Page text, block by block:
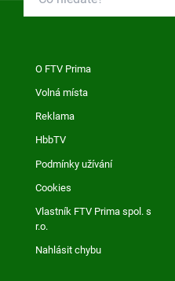
O FTV Prima
Volná místa
Reklama
HbbTV
Podmínky užívání
Cookies
Vlastník FTV Prima spol. s
r.o.
Nahlásit chybu